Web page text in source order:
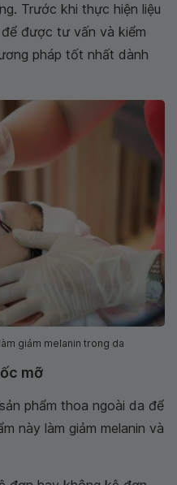
Trước khi thực hiện liệu
được tư vấn và kiểm
pháp tốt nhất dành
giảm melanin trong da
mỡ
phẩm thoa ngoài da để
này làm giảm melanin và